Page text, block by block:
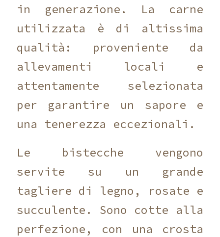
in generazione. La carne
utilizzata è di altissima
qualità: proveniente da
allevamenti locali e
attentamente selezionata
per garantire un sapore e
una tenerezza eccezionali.
Le bistecche vengono
servite su un grande
tagliere di legno, rosate e
succulente. Sono cotte alla
perfezione, con una crosta